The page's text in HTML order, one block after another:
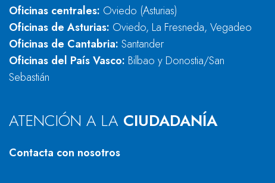
Oficinas centrales: Oviedo (Asturias)
Oficinas de Asturias: Oviedo, La Fresneda, Vegadeo
Oficinas de Cantabria: Santander
Oficinas del País Vasco: Bilbao y Donostia/San
Sebastián
ATENCIÓN A LA CIUDADANÍA
Contacta con nosotros